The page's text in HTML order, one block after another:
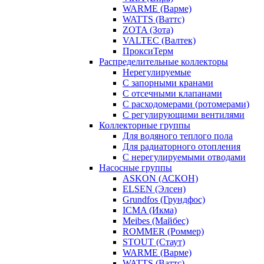
WARME (Варме)
WATTS (Ваттс)
ZOTA (Зота)
VALTEC (Валтек)
ПроксиТерм
Распределительные коллекторы
Нерегулируемые
С запорными кранами
С отсечными клапанами
С расходомерами (ротомерами)
С регулирующими вентилями
Коллекторные группы
Для водяного теплого пола
Для радиаторного отопления
С нерегулируемыми отводами
Насосные группы
ASKON (АСКОН)
ELSEN (Элсен)
Grundfos (Грундфос)
ICMA (Икма)
Meibes (Майбес)
ROMMER (Роммер)
STOUT (Стаут)
WARME (Варме)